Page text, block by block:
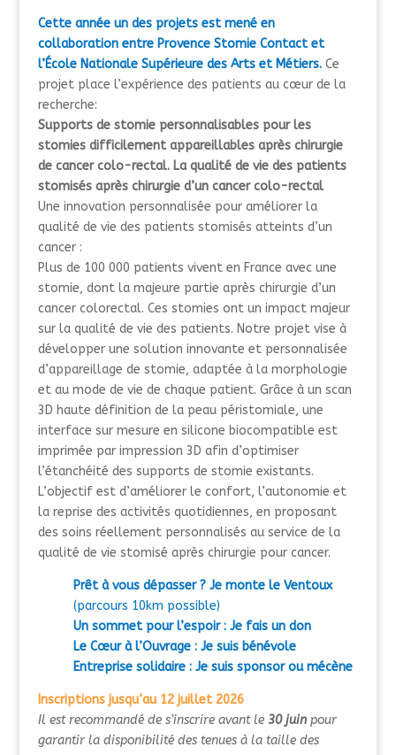
Cette année un des projets est mené en
collaboration entre Provence Stomie Contact et
l’École Nationale Supérieure des Arts et Métiers.Ce
projet place l’expérience des patients au cœur de la
recherche:
Supports de stomie personnalisables pour les
stomies difficilement appareillables après chirurgie
de cancer colo-rectal. La qualité de vie des patients
stomisés après chirurgie d’un cancer colo-rectal
Une innovation personnalisée pour améliorer la
qualité de vie des patients stomisés atteints d’un
cancer :
Plus de 100 000 patients vivent en France avec une
stomie, dont la majeure partie après chirurgie d’un
cancer colorectal. Ces stomies ont un impact majeur
sur la qualité de vie des patients. Notre projet vise à
développer une solution innovante et personnalisée
d’appareillage de stomie, adaptée à la morphologie
et au mode de vie de chaque patient. Grâce à un scan
3D haute définition de la peau péristomiale, une
interface sur mesure en silicone biocompatible est
imprimée par impression 3D afin d’optimiser
l’étanchéité des supports de stomie existants.
L’objectif est d’améliorer le confort, l’autonomie et
la reprise des activités quotidiennes, en proposant
des soins réellement personnalisés au service de la
qualité de vie stomisé après chirurgie pour cancer.
Prêt à vous dépasser ? Je monte le Ventoux
(parcours 10km possible)
Un sommet pour l’espoir : Je fais un don
Le Cœur à l’Ouvrage : Je suis bénévole
Entreprise solidaire : Je suis sponsor ou mécène
Inscriptions jusqu’au 12 juillet 2026
Il est recommandé de s’inscrire avant le 30 juinpour
garantir la disponibilité des tenues à la taille des